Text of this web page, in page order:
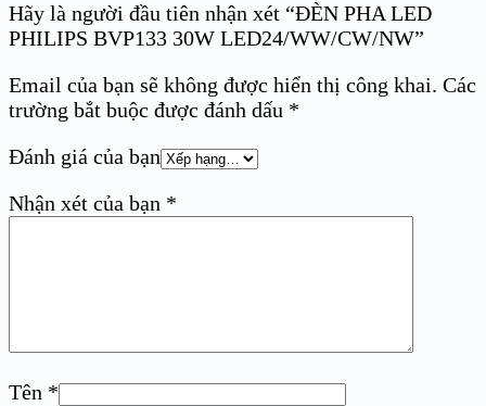
Hãy là người đầu tiên nhận xét “ĐÈN PHA LED
PHILIPS BVP133 30W LED24/WW/CW/NW”
Email của bạn sẽ không được hiển thị công khai. Các
trường bắt buộc được đánh dấu *
Đánh giá của bạn
Nhận xét của bạn *
Tên *